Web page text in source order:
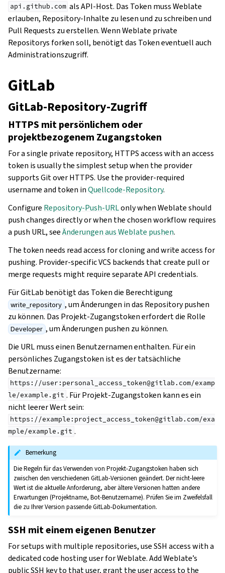
api.github.com als API-Host. Das Token muss Weblate
erlauben, Repository-Inhalte zu lesen und zu schreiben und
Pull Requests zu erstellen. Wenn Weblate private
Repositorys forken soll, benötigt das Token eventuell auch
Administrationszugriff.
GitLab
GitLab-Repository-Zugriff
HTTPS mit persönlichem oder
projektbezogenem Zugangstoken
For a single private repository, HTTPS access with an access
token is usually the simplest setup when the provider
supports Git over HTTPS. Use the provider-required
username and token inQuellcode-Repository.
Configure Repository-Push-URLonly when Weblate should
push changes directly or when the chosen workflow requires
a push URL, seeÄnderungen aus Weblate pushen.
The token needs read access for cloning and write access for
pushing. Provider-specific VCS backends that create pull or
merge requests might require separate API credentials.
Für GitLab benötigt das Token die Berechtigung
write_repository , um Änderungen in das Repository pushen
zu können. Das Projekt-Zugangstoken erfordert die Rolle
Developer , um Änderungen pushen zu können.
Die URL muss einen Benutzernamen enthalten. Für ein
persönliches Zugangstoken ist es der tatsächliche
Benutzername:
https://user:personal_access_token@gitlab.com/examp
le/example.git . Für Projekt-Zugangstoken kann es ein
nicht leerer Wert sein:
https://example:project_access_token@gitlab.com/exa
mple/example.git .
Bemerkung
Die Regeln für das Verwenden von Projekt-Zugangstoken haben sich
zwischen den verschiedenen GitLab-Versionen geändert. Der nicht-leere
Wert ist die aktuelle Anforderung, aber ältere Versionen hatten andere
Erwartungen (Projektname, Bot-Benutzername). Prüfen Sie im Zweifelsfall
die zu Ihrer Version passende GitLab-Dokumentation.
SSH mit einem eigenen Benutzer
For setups with multiple repositories, use SSH access with a
dedicated code hosting user for Weblate. Add Weblate’s
public SSH key to that user, grant the user access to the